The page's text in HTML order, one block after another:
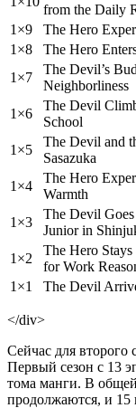
from the Daily
1×9
The Hero
1×8
The Hero
1×7
The Devil’s
Neighborliness
1×6
The Devil
School
1×5
The Devil and
Sasazuka
1×4
The Hero
Warmth
1×3
The Devil
Junior in
1×2
The Hero Stays
for Work
1×1
The Devil
</div>
Сейчас для второго
Первый сезон с 13
тома манги. В
продолжаются, и 15